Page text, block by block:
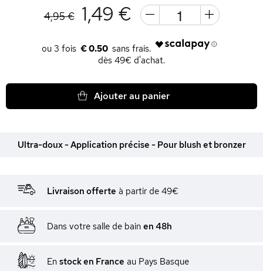
4,95 € 1,49 €
€ 0.50
dès 49€ d'achat.
Ajouter au panier
Ultra-doux - Application précise - Pour blush et bronzer
Livraison offerte à partir de 49€
Dans votre salle de bain en 48h
En stock en France au Pays Basque